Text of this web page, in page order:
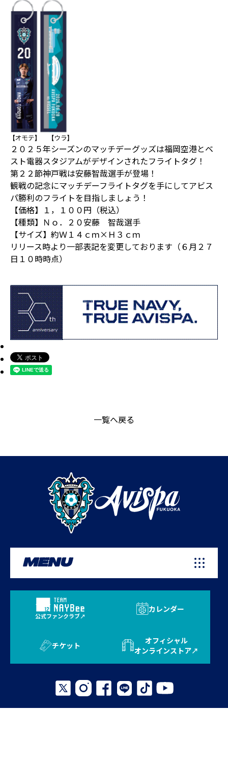
２０２５年シーズンのマッチデーグッズは福岡空港とベ
スト電器スタジアムがデザインされたフライトタグ！
第２２節神戸戦は安藤智哉選手が登場！
観戦の記念にマッチデーフライトタグを手にしてアビス
パ勝利のフライトを目指しましょう！
【価格】１，１００円（税込）
【種類】Ｎｏ．２０安藤 智哉選手
【サイズ】約Ｗ１４ｃｍ×Ｈ３ｃｍ
リリース時より一部表記を変更しております（６月２７
日１０時時点）
一覧へ戻る
MENU
公式ファンクラブ
カレンダー
チケット
オフィシャル
オンラインストア